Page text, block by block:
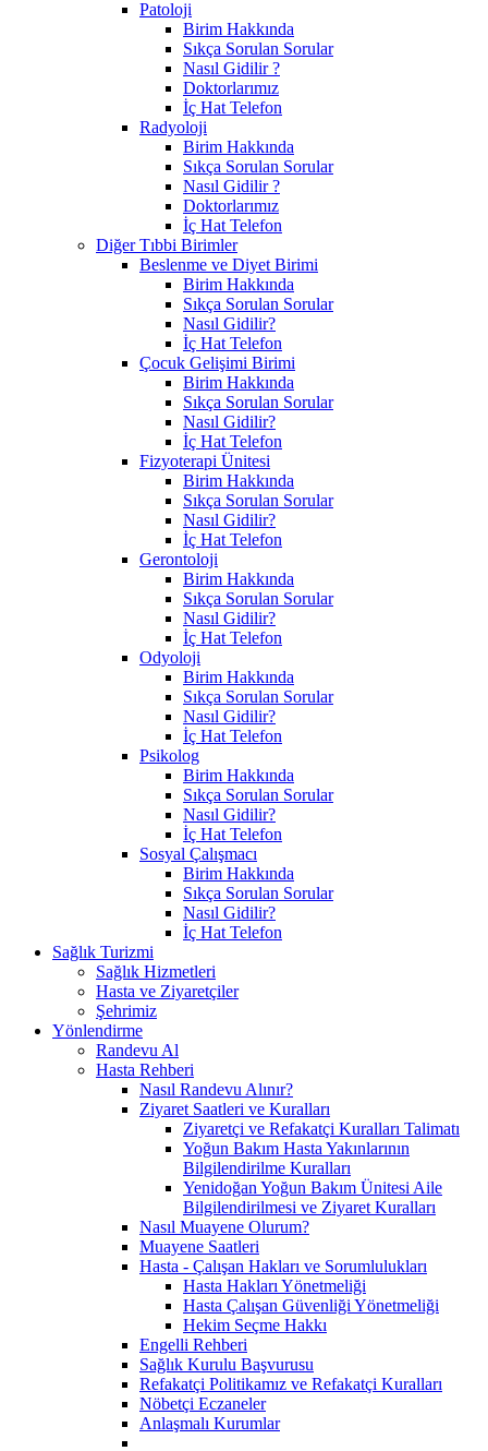
Patoloji
Birim Hakkında
Sıkça Sorulan Sorular
Nasıl Gidilir ?
Doktorlarımız
İç Hat Telefon
Radyoloji
Birim Hakkında
Sıkça Sorulan Sorular
Nasıl Gidilir ?
Doktorlarımız
İç Hat Telefon
Diğer Tıbbi Birimler
Beslenme ve Diyet Birimi
Birim Hakkında
Sıkça Sorulan Sorular
Nasıl Gidilir?
İç Hat Telefon
Çocuk Gelişimi Birimi
Birim Hakkında
Sıkça Sorulan Sorular
Nasıl Gidilir?
İç Hat Telefon
Fizyoterapi Ünitesi
Birim Hakkında
Sıkça Sorulan Sorular
Nasıl Gidilir?
İç Hat Telefon
Gerontoloji
Birim Hakkında
Sıkça Sorulan Sorular
Nasıl Gidilir?
İç Hat Telefon
Odyoloji
Birim Hakkında
Sıkça Sorulan Sorular
Nasıl Gidilir?
İç Hat Telefon
Psikolog
Birim Hakkında
Sıkça Sorulan Sorular
Nasıl Gidilir?
İç Hat Telefon
Sosyal Çalışmacı
Birim Hakkında
Sıkça Sorulan Sorular
Nasıl Gidilir?
İç Hat Telefon
Sağlık Turizmi
Sağlık Hizmetleri
Hasta ve Ziyaretçiler
Şehrimiz
Yönlendirme
Randevu Al
Hasta Rehberi
Nasıl Randevu Alınır?
Ziyaret Saatleri ve Kuralları
Ziyaretçi ve Refakatçi Kuralları Talimatı
Yoğun Bakım Hasta Yakınlarının
Bilgilendirilme Kuralları
Yenidoğan Yoğun Bakım Ünitesi Aile
Bilgilendirilmesi ve Ziyaret Kuralları
Nasıl Muayene Olurum?
Muayene Saatleri
Hasta - Çalışan Hakları ve Sorumlulukları
Hasta Hakları Yönetmeliği
Hasta Çalışan Güvenliği Yönetmeliği
Hekim Seçme Hakkı
Engelli Rehberi
Sağlık Kurulu Başvurusu
Refakatçi Politikamız ve Refakatçi Kuralları
Nöbetçi Eczaneler
Anlaşmalı Kurumlar